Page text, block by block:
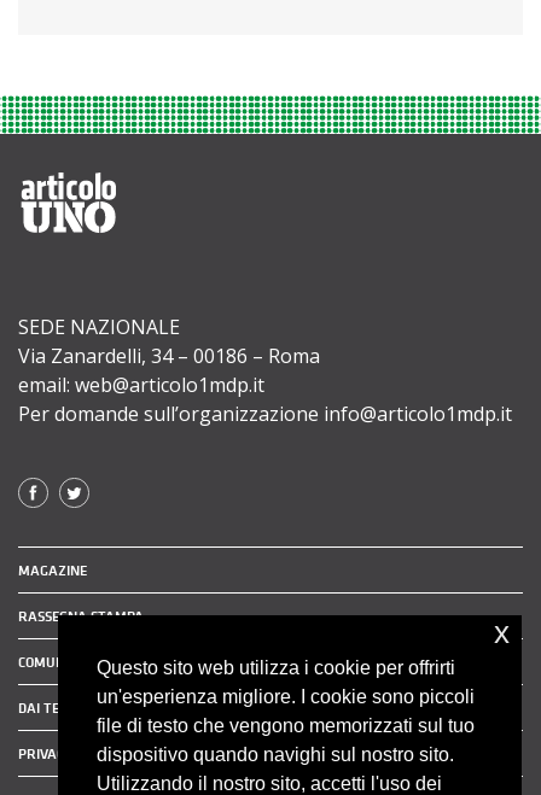
SEDE NAZIONALE
Via Zanardelli, 34 – 00186 – Roma
email: web@articolo1mdp.it
Per domande sull’organizzazione info@articolo1mdp.it
MAGAZINE
RASSEGNA STAMPA
COMUNICATI STAMPA
DAI TERRITORI
PRIVACY POLICY
Questo sito web utilizza i cookie per offrirti
un'esperienza migliore. I cookie sono piccoli
file di testo che vengono memorizzati sul tuo
dispositivo quando navighi sul nostro sito.
Utilizzando il nostro sito, accetti l'uso dei
x